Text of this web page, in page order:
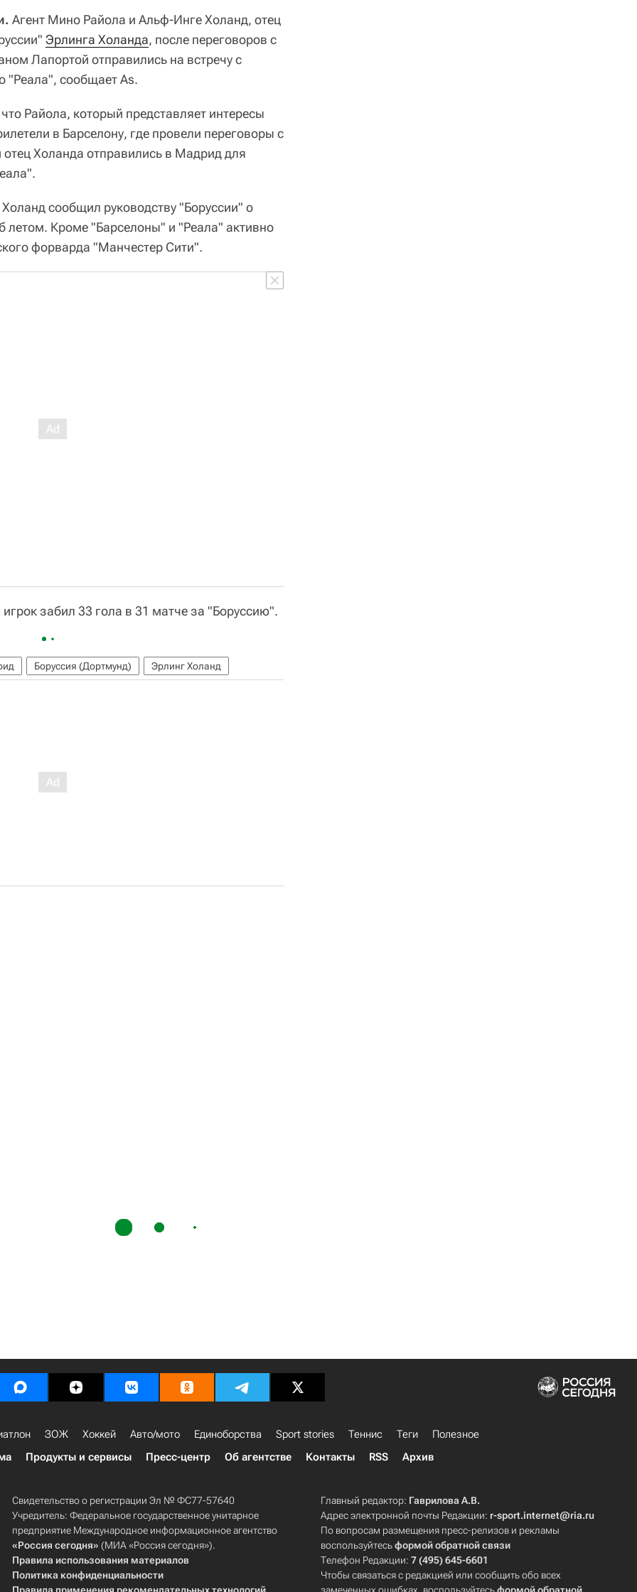
Агент Мино Райола и Альф-Инге Холанд, отец
Эрлинга Холанда, после переговоров с
Лапортой отправились на встречу с
"Реала", сообщает As.
Райола, который представляет интересы
в Барселону, где провели переговоры с
отец Холанда отправились в Мадрид для
сообщил руководству "Боруссии" о
летом. Кроме "Барселоны" и "Реала" активно
форварда "Манчестер Сити".
забил 33 гола в 31 матче за "Боруссию".
Боруссия (Дортмунд) Эрлинг Холанд
ЗОЖ Хоккей Авто/мото Единоборства Sport stories Теннис Теги
Полезное
Продукты и сервисы Пресс-центр Об агентстве Контакты RSS Архив
Свидетельство о регистрации Эл № ФС77-57640
Учредитель: Федеральное государственное унитарное
предприятие Международное информационное агентство
«Россия сегодня» (МИА «Россия сегодня»).
Правила использования материалов
Политика конфиденциальности
Главный редактор: Гаврилова А.В.
Адрес электронной почты Редакции: r-sport.internet@ria.ru
По вопросам размещения пресс-релизов и рекламы
воспользуйтесьформой обратной связи
Телефон Редакции:7 (495) 645-6601
Чтобы связаться с редакцией или сообщить обо всех